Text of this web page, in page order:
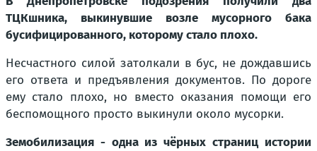
ТЦКшника, выкинувшие возле мусорного бака
бусифицированного, которому стало плохо.
Несчастного силой затолкали в бус, не дождавшись
его ответа и предъявления документов. По дороге
ему стало плохо, но вместо оказания помощи его
беспомощного просто выкинули около мусорки.
Земобилизация - одна из чёрных страниц истории